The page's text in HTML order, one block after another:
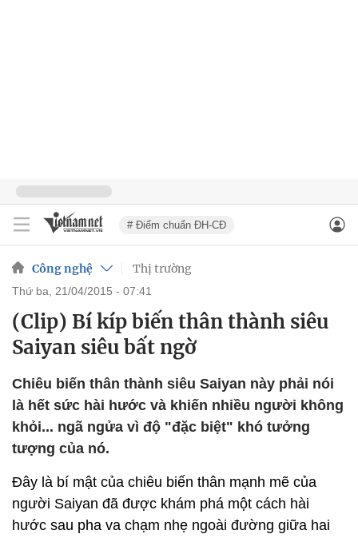
# Điểm chuẩn ĐH-CĐ
Công nghệ Thị trường
thứ ba, 21/04/2015 - 07:41
(Clip) Bí kíp biến thân thành siêu
Saiyan siêu bất ngờ
Chiêu biến thân thành siêu Saiyan này phải nói
là hết sức hài hước và khiến nhiều người không
khỏi... ngã ngửa vì độ "đặc biệt" khó tưởng
tượng của nó.
Đây là bí mật của chiêu biến thân mạnh mẽ của
người Saiyan đã được khám phá một cách hài
hước sau pha va chạm nhẹ ngoài đường giữa hai